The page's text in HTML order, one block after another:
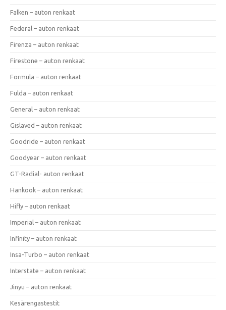
Falken – auton renkaat
Federal – auton renkaat
Firenza – auton renkaat
Firestone – auton renkaat
Formula – auton renkaat
Fulda – auton renkaat
General – auton renkaat
Gislaved – auton renkaat
Goodride – auton renkaat
Goodyear – auton renkaat
GT-Radial- auton renkaat
Hankook – auton renkaat
Hifly – auton renkaat
Imperial – auton renkaat
Infinity – auton renkaat
Insa-Turbo – auton renkaat
Interstate – auton renkaat
Jinyu – auton renkaat
Kesärengastestit